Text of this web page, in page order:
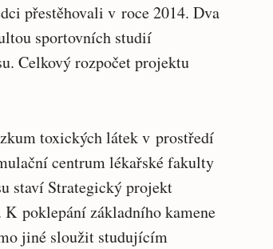
přestěhovali v roce 2014. Dva
sportovních studií
Celkový rozpočet projektu
toxických látek v prostředí
centrum lékařské fakulty
staví Strategický projekt
poklepání základního kamene
jiné sloužit studujícím